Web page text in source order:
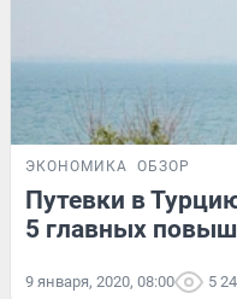
ЭКОНОМИКА ОБЗОР
Путевки в
5 главных
9 января, 2020, 08:00 5